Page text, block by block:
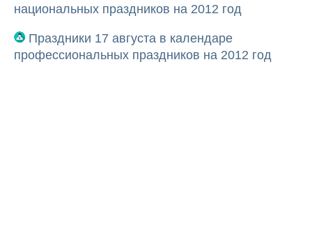
национальных праздников на 2012 год
Праздники 17 августа в календаре
профессиональных праздников на 2012 год